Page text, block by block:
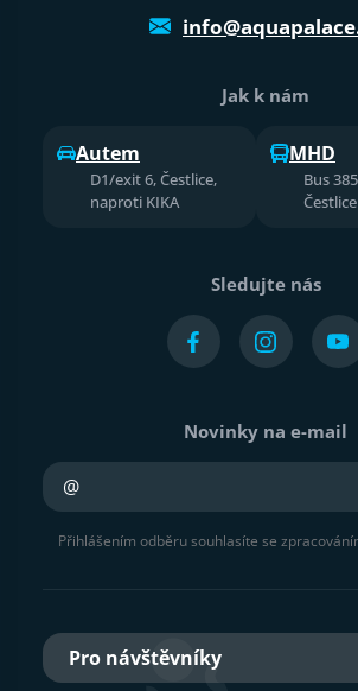
Jak k nám
Autem
D1/exit 6, Čestlice,
naproti KIKA
MHD
Bus
Čestlice
Sledujte nás
Novinky na e-mail
Přihlášením odběru souhlasíte se
Pro návštěvníky